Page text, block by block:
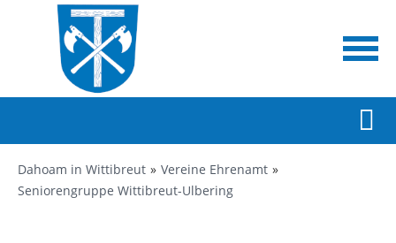
Dahoam in Wittibreut
Vereine Ehrenamt
Seniorengruppe Wittibreut-Ulbering